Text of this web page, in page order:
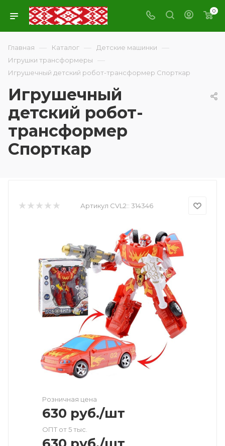
0
Главная — Каталог — Детские машинки —
Игрушки трансформеры —
Игрушечный детский робот-трансформер Спорткар
Игрушечный
детский робот-
трансформер
Спорткар
Артикул CVL2:: 314346
Розничная цена
630 руб./шт
ОПТ от 5 тыс.